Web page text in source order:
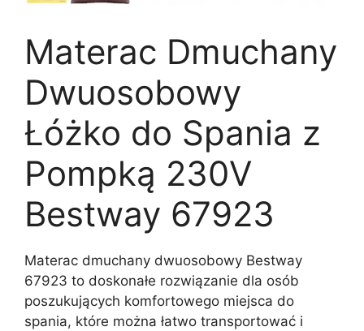
Materac Dmuchany
Dwuosobowy
Łóżko do Spania z
Pompką 230V
Bestway 67923
Materac dmuchany dwuosobowy Bestway
67923 to doskonałe rozwiązanie dla osób
poszukujących komfortowego miejsca do
spania, które można łatwo transportować i